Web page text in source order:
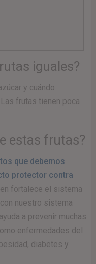
iguales?
y cuándo
frutas tienen poca
estas frutas?
que debemos
protector contra
fortalece el sistema
nuestro sistema
a prevenir muchas
enfermedades del
diabetes y